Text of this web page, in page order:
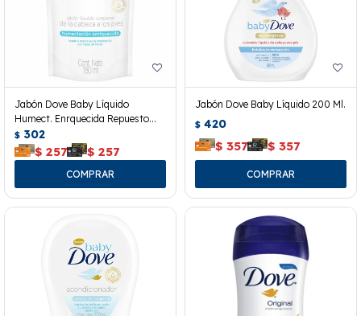
Jabón Dove Baby Líquido
Humect. Enrquecida Repuesto
180 Ml.
$ 302
$ 257 $ 257
Jabón Dove Baby Líquido 200 Ml.
$ 420
$ 357 $ 357